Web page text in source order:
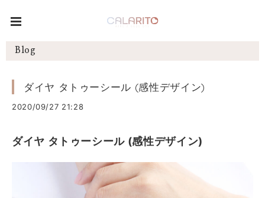
Blog
ダイヤ タトゥーシール (感性デザイン)
2020/09/27 21:28
ダイヤ タトゥーシール (感性デザイン)